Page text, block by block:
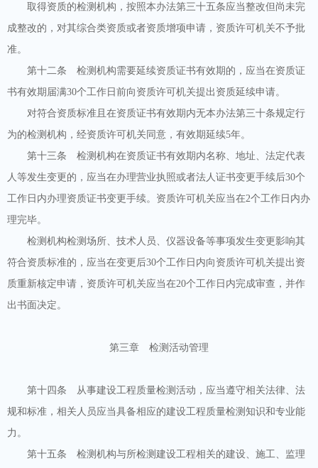
取得资质的检测机构，按照本办法第三十五条应当整改但尚未完
成整改的，对其综合类资质或者资质增项申请，资质许可机关不予批
准。
第十二条 检测机构需要延续资质证书有效期的，应当在资质证
书有效期届满30个工作日前向资质许可机关提出资质延续申请。
对符合资质标准且在资质证书有效期内无本办法第三十条规定行
为的检测机构，经资质许可机关同意，有效期延续5年。
第十三条 检测机构在资质证书有效期内名称、地址、法定代表
人等发生变更的，应当在办理营业执照或者法人证书变更手续后30个
工作日内办理资质证书变更手续。资质许可机关应当在2个工作日内办
理完毕。
检测机构检测场所、技术人员、仪器设备等事项发生变更影响其
符合资质标准的，应当在变更后30个工作日内向资质许可机关提出资
质重新核定申请，资质许可机关应当在20个工作日内完成审查，并作
出书面决定。
第三章 检测活动管理
第十四条 从事建设工程质量检测活动，应当遵守相关法律、法
规和标准，相关人员应当具备相应的建设工程质量检测知识和专业能
力。
第十五条 检测机构与所检测建设工程相关的建设、施工、监理